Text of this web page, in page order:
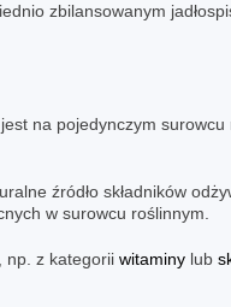
zbilansowanym
na pojedynczym
źródło składników
w surowcu roślinnym.
np. z kategorii witaminy lub